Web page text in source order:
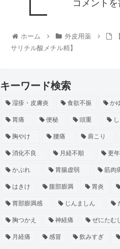
コメント
ホーム 外皮用薬
サリチル酸メチル精】
キーワード検索
湿疹・皮膚炎 食欲不振 か
胃痛 便秘 頭重
胸やけ 腰痛 肩こり
消化不良 月経不順 更
かぶれ 胃腸虚弱 筋肉
はきけ 腹部膨満 胃炎
胃部膨満感 じんましん
胸つかえ 神経痛 ぜにたむ
月経痛 感冒 飲みすぎ